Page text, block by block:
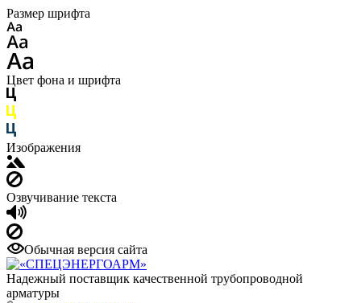
Размер шрифта
Цвет фона и шрифта
Изображения
Озвучивание текста
Обычная версия сайта
Надежный поставщик качественной трубопроводной
арматуры